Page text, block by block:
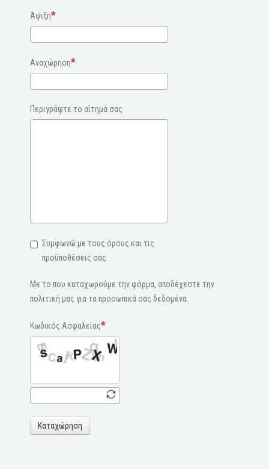
Άφιξη
Αναχώρηση
Περιγράψτε το αίτημά σας
Συμφωνώ με τους όρους και τις
προϋποθέσεις σας
Με το που καταχωρούμε την φόρμα, αποδέχεστε την
πολιτική μας για τα προσωπικά σας δεδομένα.
Κωδικός Ασφαλείας
Καταχώρηση